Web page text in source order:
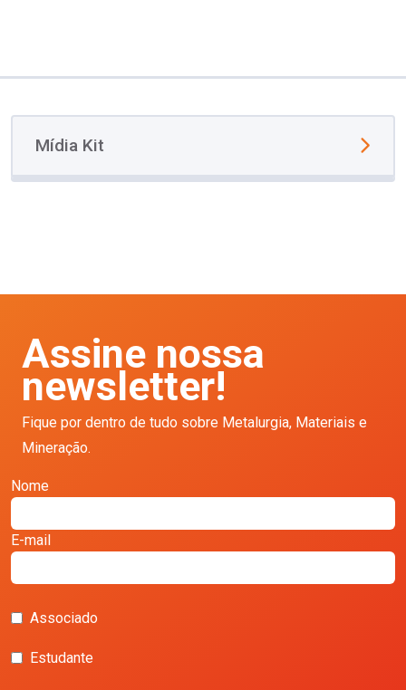
Mídia Kit
Assine nossa
newsletter!
Fique por dentro de tudo sobre Metalurgia, Materiais e
Mineração.
Nome
E-mail
Associado
Estudante